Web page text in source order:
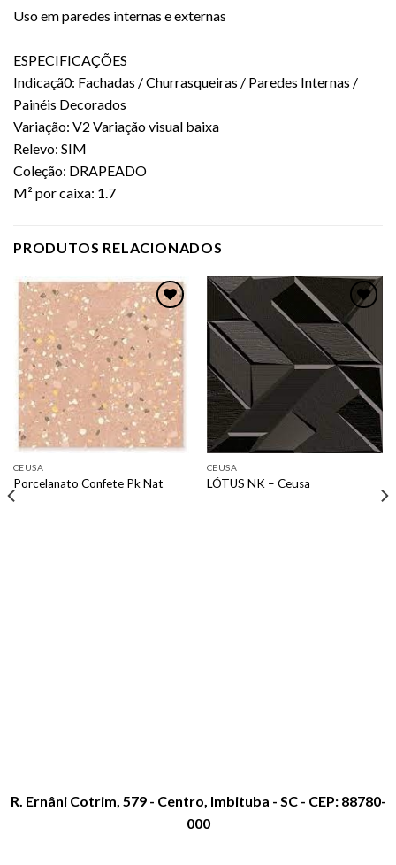
Uso em paredes internas e externas
ESPECIFICAÇÕES
Indicaçã0: Fachadas / Churrasqueiras / Paredes Internas /
Painéis Decorados
Variação: V2 Variação visual baixa
Relevo: SIM
Coleção: DRAPEADO
M² por caixa: 1.7
PRODUTOS RELACIONADOS
Adicionar
como
favorito
CEUSA
Porcelanato Confete Pk Nat
Adicionar
como
favorito
CEUSA
LÓTUS NK – Ceusa
R. Ernâni Cotrim, 579 - Centro, Imbituba - SC - CEP: 88780-
000